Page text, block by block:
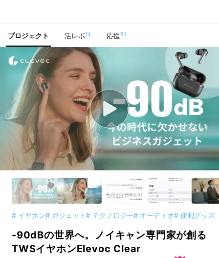
プロジェクト 活レポ14 応援81
# イヤホン# ガジェット# テクノロジー# オーディオ# 便利グッズ
-90dBの世界へ。ノイキャン専門家が創る
TWSイヤホンElevoc Clear